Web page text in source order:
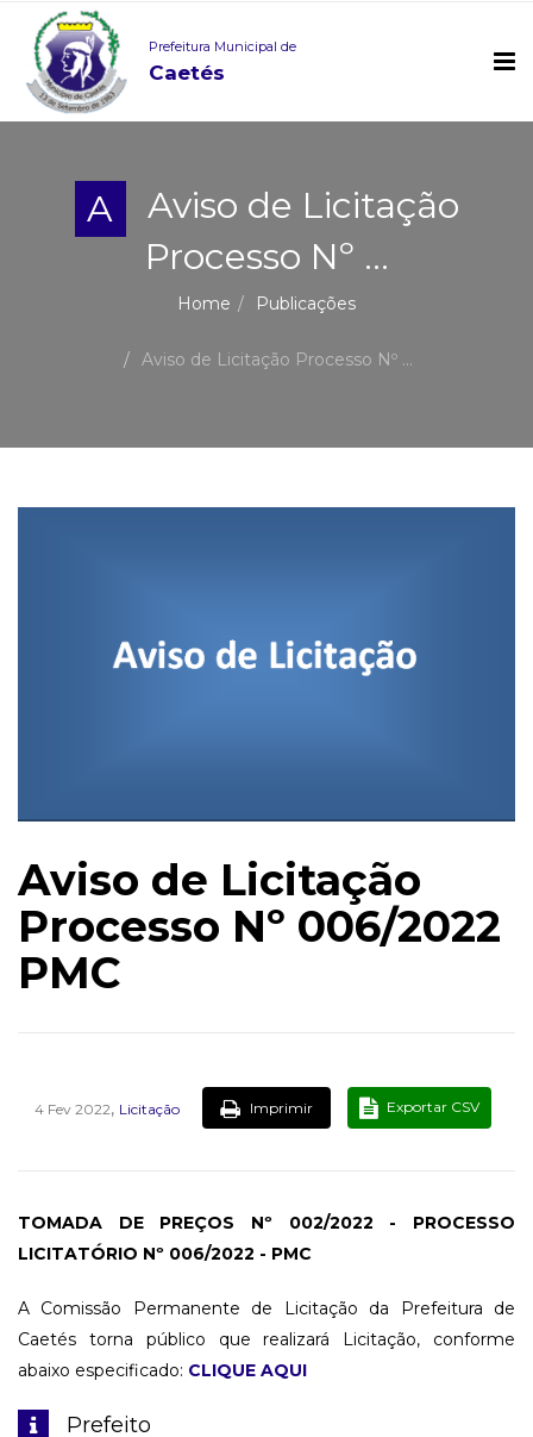
Prefeitura Municipal de
Caetés
A
Aviso de Licitação
Processo Nº ...
Home Publicações
Aviso de Licitação Processo Nº ...
Aviso de Licitação
Processo Nº 006/2022
PMC
4 Fev 2022, Licitação Imprimir Exportar CSV
TOMADA DE PREÇOS Nº 002/2022 - PROCESSO
LICITATÓRIO Nº 006/2022 - PMC
A Comissão Permanente de Licitação da Prefeitura de
Caetés torna público que realizará Licitação, conforme
abaixo especificado: CLIQUE AQUI
Prefeito